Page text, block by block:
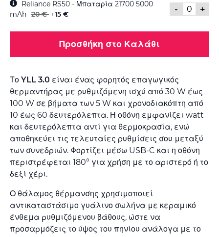
-
+
Reliance RS50 - Μπαταρία 21700 5000
mAh 20 € +15 €
Προσθήκη στο Καλάθι
Το YLL 3.0 είναι ένας φορητός επαγωγικός
θερμαντήρας με ρυθμιζόμενη ισχύ από 30 W έως
100 W σε βήματα των 5 W και χρονοδιακόπτη από
10 έως 60 δευτερόλεπτα. Η οθόνη εμφανίζει watt
και δευτερόλεπτα αντί για θερμοκρασία, ενώ
αποθηκεύει τις τελευταίες ρυθμίσεις σου μεταξύ
των συνεδριών. Φορτίζει μέσω USB-C και η οθόνη
περιστρέφεται 180° για χρήση με το αριστερό ή το
δεξί χέρι.
Ο θάλαμος θέρμανσης χρησιμοποιεί
αντικαταστάσιμο γυάλινο σωλήνα με κεραμικό
ένθεμα ρυθμιζόμενου βάθους, ώστε να
προσαρμόζεις το ύψος του πηνίου ανάλογα με το